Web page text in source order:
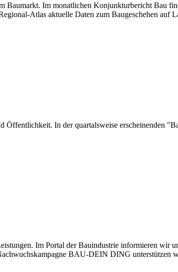
Baumarkt. Im monatlichen Konjunkturbericht Bau
Atlas aktuelle Daten zum Baugeschehen auf
Öffentlichkeit. In der quartalsweise erscheinenden
Im Portal der Bauindustrie informieren wir
BAU-DEIN DING unterstützen